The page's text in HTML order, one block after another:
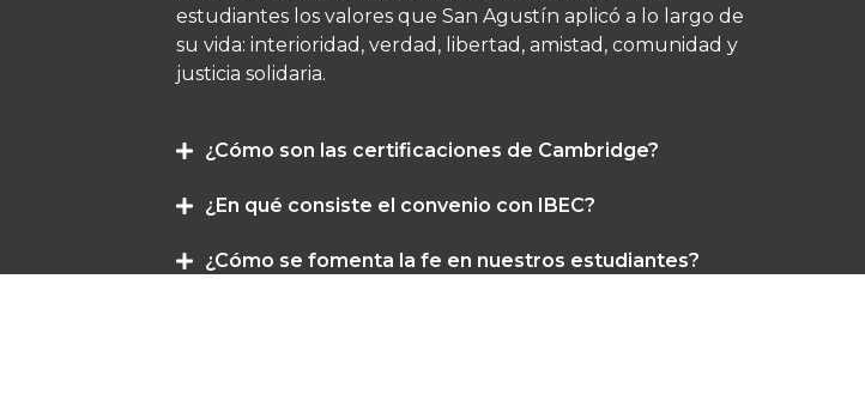
estudiantes los valores que San Agustín aplicó a lo largo de
su vida: interioridad, verdad, libertad, amistad, comunidad y
justicia solidaria.
¿Cómo son las certificaciones de Cambridge?
¿En qué consiste el convenio con IBEC?
¿Cómo se fomenta la fe en nuestros estudiantes?